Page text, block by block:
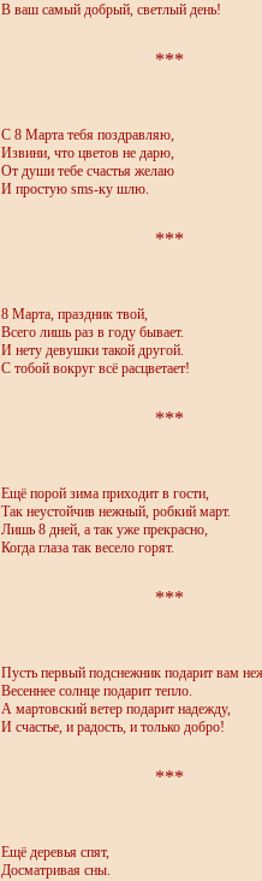
В ваш самый добрый, светлый день!
***
С 8 Марта тебя поздравляю,
Извини, что цветов не дарю,
От души тебе счастья желаю
И простую sms-ку шлю.
***
8 Марта, праздник твой,
Всего лишь раз в году бывает.
И нету девушки такой другой.
С тобой вокруг всё расцветает!
***
Ещё порой зима приходит в гости,
Так неустойчив нежный, робкий март.
Лишь 8 дней, а так уже прекрасно,
Когда глаза так весело горят.
***
Пусть первый подснежник подарит вам
Весеннее солнце подарит тепло.
А мартовский ветер подарит надежду,
И счастье, и радость, и только добро!
***
Ещё деревья спят,
Досматривая сны.